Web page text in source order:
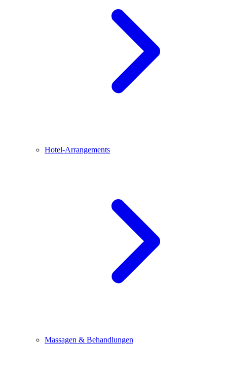
Hotel-Arrangements
Massagen & Behandlungen